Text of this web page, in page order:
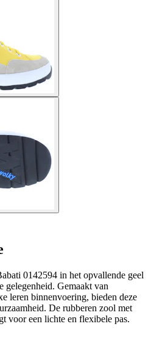
0142594 in het opvallende geel
gelegenheid. Gemaakt van
leren binnenvoering, bieden deze
De rubberen zool met
voor een lichte en flexibele pas.